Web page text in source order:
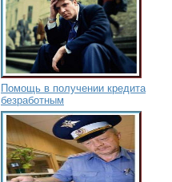
Помощь в получении кредита
безработным